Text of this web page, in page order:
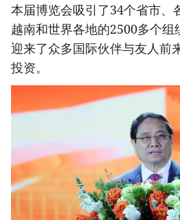
本届博览会吸引了34个省市、
越南和世界各地的2500多个
迎来了众多国际伙伴与友人前
投资。